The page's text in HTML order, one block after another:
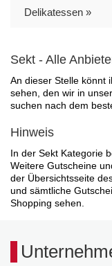
Delikatessen »
Sekt - Alle
An dieser Stelle könnt
sehen, den wir in
suchen nach dem
Hinweis
In der Sekt Kategorie
Weitere Gutscheine
der Übersichtsseite
und sämtliche
Shopping sehen.